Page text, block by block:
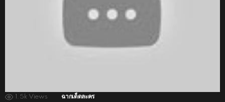
1.5k Views ฉากเด็ดละคร